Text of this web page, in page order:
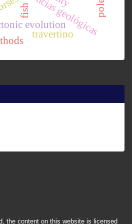
evolution
fish polen
travertino
the content on this website is licensed